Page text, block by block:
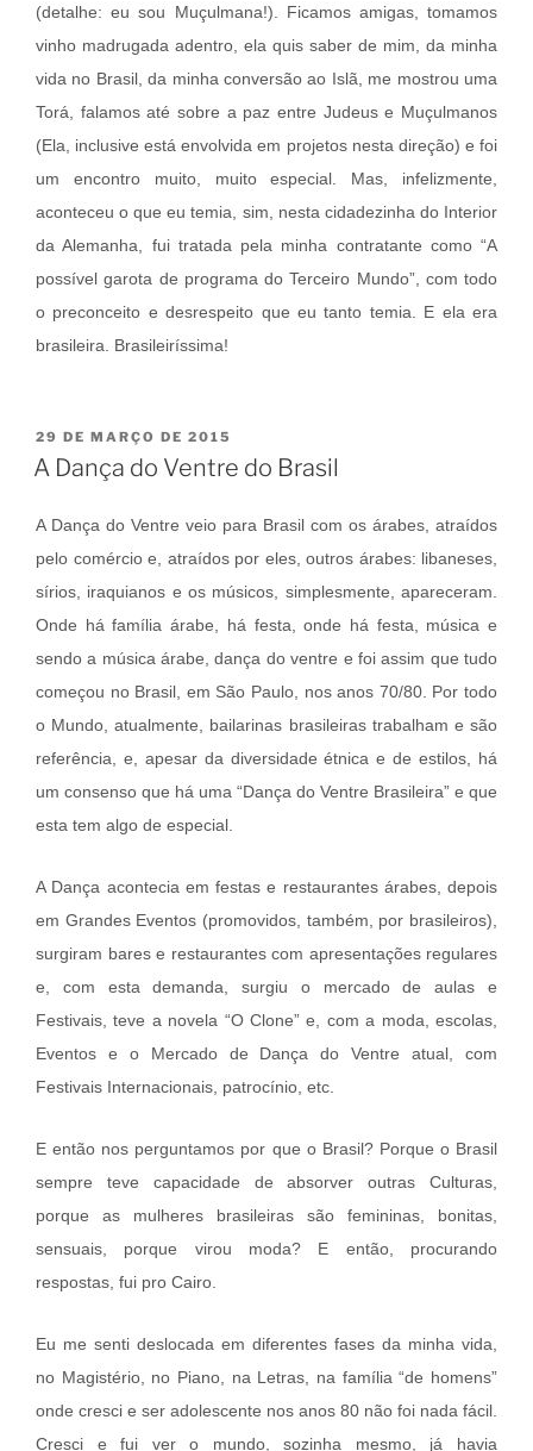
(detalhe: eu sou Muçulmana!). Ficamos amigas, tomamos
vinho madrugada adentro, ela quis saber de mim, da minha
vida no Brasil, da minha conversão ao Islã, me mostrou uma
Torá, falamos até sobre a paz entre Judeus e Muçulmanos
(Ela, inclusive está envolvida em projetos nesta direção) e foi
um encontro muito, muito especial. Mas, infelizmente,
aconteceu o que eu temia, sim, nesta cidadezinha do Interior
da Alemanha, fui tratada pela minha contratante como “A
possível garota de programa do Terceiro Mundo”, com todo
o preconceito e desrespeito que eu tanto temia. E ela era
brasileira. Brasileiríssima!
PUBLICADO
EM
29 DE MARÇO DE 2015
A Dança do Ventre do Brasil
A Dança do Ventre veio para Brasil com os árabes, atraídos
pelo comércio e, atraídos por eles, outros árabes: libaneses,
sírios, iraquianos e os músicos, simplesmente, apareceram.
Onde há família árabe, há festa, onde há festa, música e
sendo a música árabe, dança do ventre e foi assim que tudo
começou no Brasil, em São Paulo, nos anos 70/80. Por todo
o Mundo, atualmente, bailarinas brasileiras trabalham e são
referência, e, apesar da diversidade étnica e de estilos, há
um consenso que há uma “Dança do Ventre Brasileira” e que
esta tem algo de especial.
A Dança acontecia em festas e restaurantes árabes, depois
em Grandes Eventos (promovidos, também, por brasileiros),
surgiram bares e restaurantes com apresentações regulares
e, com esta demanda, surgiu o mercado de aulas e
Festivais, teve a novela “O Clone” e, com a moda, escolas,
Eventos e o Mercado de Dança do Ventre atual, com
Festivais Internacionais, patrocínio, etc.
E então nos perguntamos por que o Brasil? Porque o Brasil
sempre teve capacidade de absorver outras Culturas,
porque as mulheres brasileiras são femininas, bonitas,
sensuais, porque virou moda? E então, procurando
respostas, fui pro Cairo.
Eu me senti deslocada em diferentes fases da minha vida,
no Magistério, no Piano, na Letras, na família “de homens”
onde cresci e ser adolescente nos anos 80 não foi nada fácil.
Cresci e fui ver o mundo, sozinha mesmo, já havia